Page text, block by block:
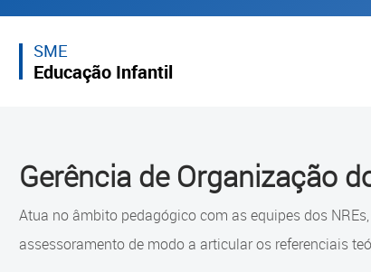
SME
Educação Infantil
Gerência de Organização
Atua no âmbito pedagógico com as equipes dos
assessoramento de modo a articular os referenciais